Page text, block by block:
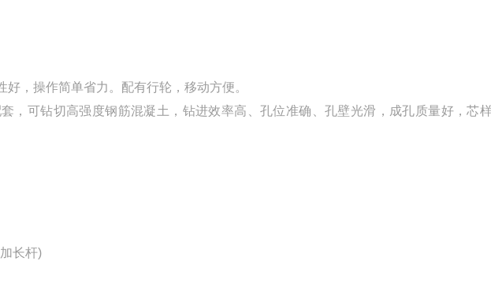
，操作简单省力。配有行轮，移动方便。
，可钻切高强度钢筋混凝土，钻进效率高、孔位准确、孔壁光滑，成孔质量好，芯
长杆)